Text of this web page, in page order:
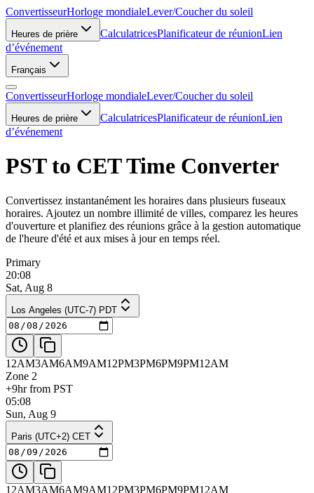
ConvertisseurHorloge mondialeLever/Coucher du soleil
Heures de prière CalculatricesPlanificateur de réunionLien
d’événement
Français
ConvertisseurHorloge mondialeLever/Coucher du soleil
Heures de prière CalculatricesPlanificateur de réunionLien
d’événement
PST to CET Time Converter
Convertissez instantanément les horaires dans plusieurs fuseaux
horaires. Ajoutez un nombre illimité de villes, comparez les heures
d'ouverture et planifiez des réunions grâce à la gestion automatique
de l'heure d'été et aux mises à jour en temps réel.
Primary
20:08
Sat, Aug 8
Los Angeles (UTC-7) PDT
12AM3AM6AM9AM12PM3PM6PM9PM12AM
Zone 2
+9hr from PST
05:08
Sun, Aug 9
Paris (UTC+2) CET
12AM3AM6AM9AM12PM3PM6PM9PM12AM